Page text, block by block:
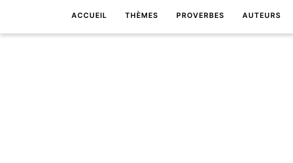
ACCUEIL THÈMES PROVERBES AUTEURS